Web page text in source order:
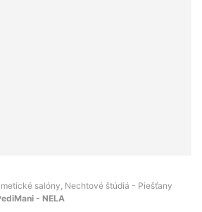
salóny, Nechtové štúdiá - Piešťany
- NELA